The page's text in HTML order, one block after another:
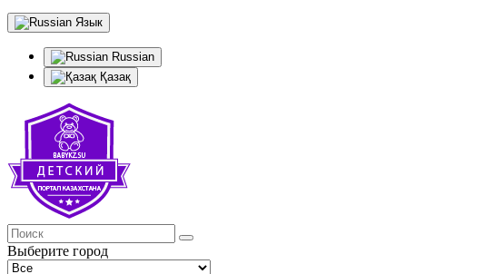
Язык
Russian
Қазақ
Выберите город